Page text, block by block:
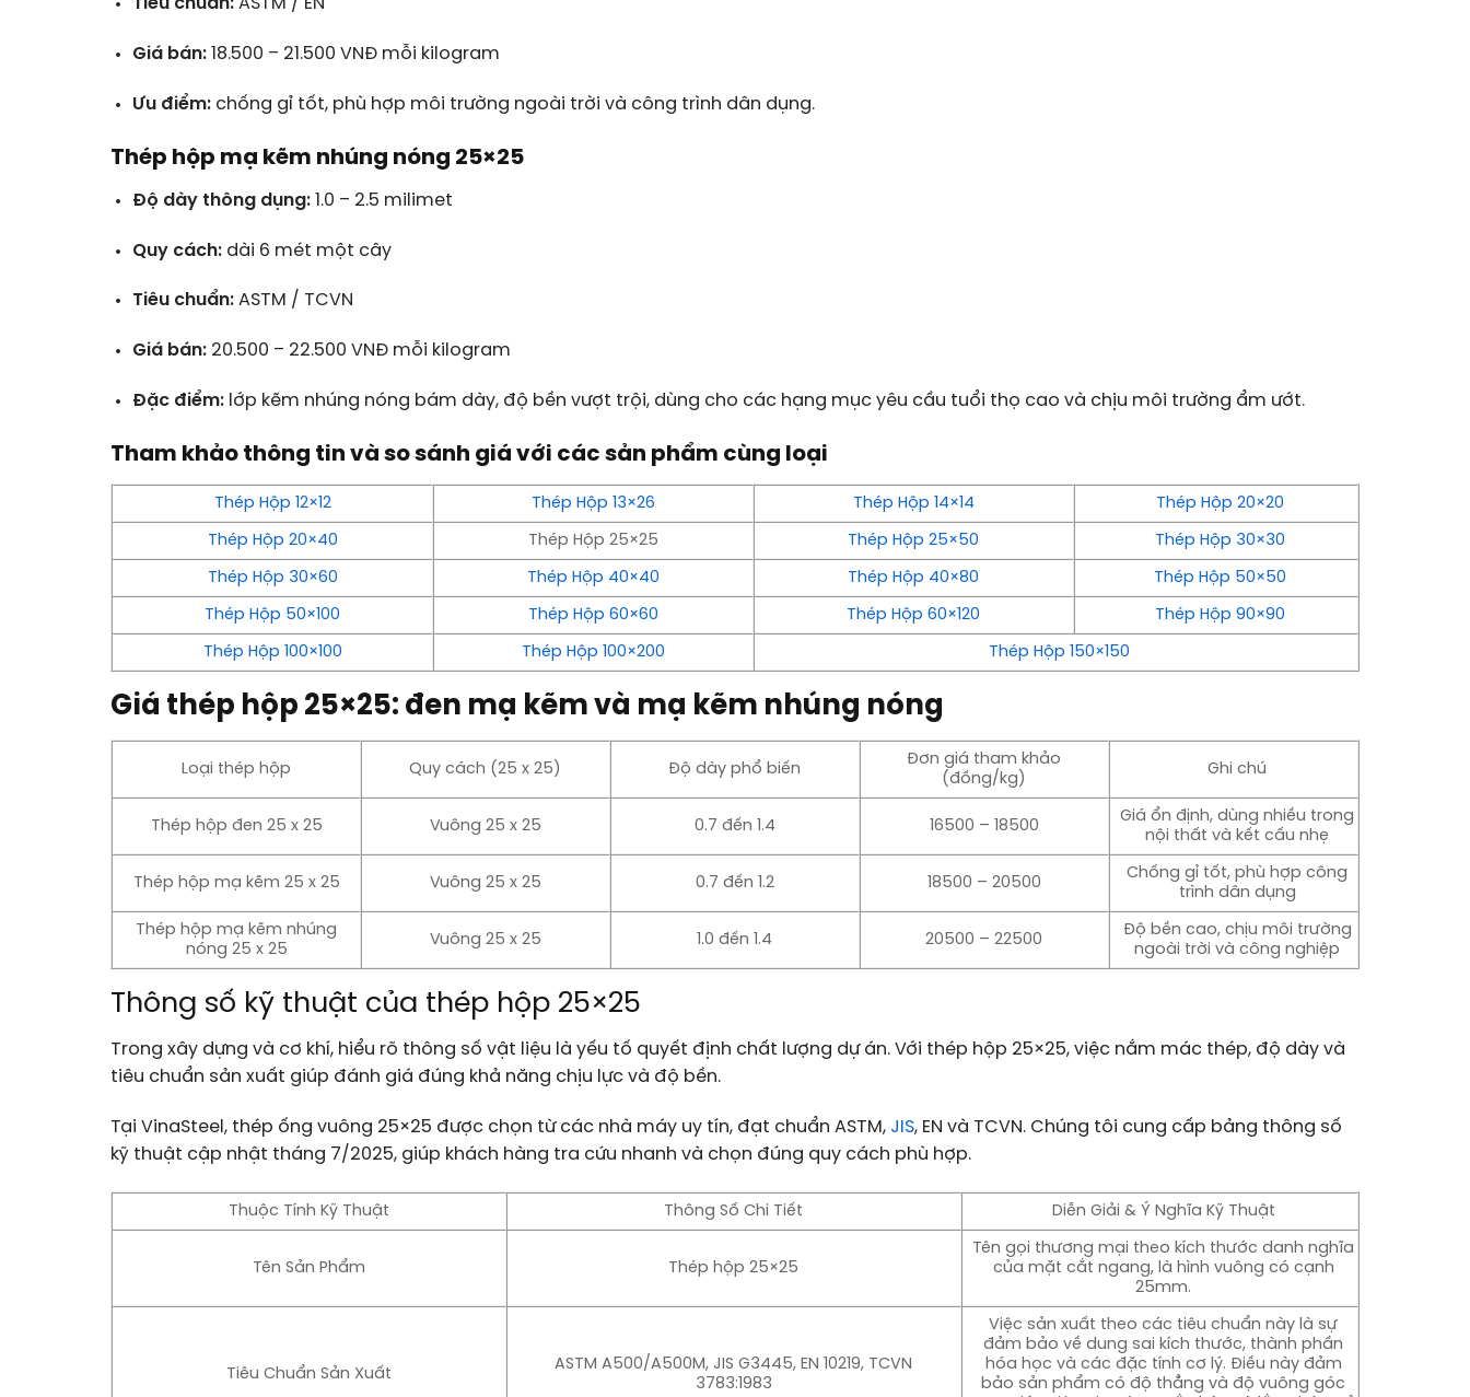
Tiêu chuẩn: ASTM / EN
Giá bán: 18.500 – 21.500 VNĐ mỗi kilogram
Ưu điểm: chống gỉ tốt, phù hợp môi trường ngoài trời và công trình dân dụng.
Thép hộp mạ kẽm nhúng nóng 25×25
Độ dày thông dụng: 1.0 – 2.5 milimet
Quy cách: dài 6 mét một cây
Tiêu chuẩn: ASTM / TCVN
Giá bán: 20.500 – 22.500 VNĐ mỗi kilogram
Đặc điểm: lớp kẽm nhúng nóng bám dày, độ bền vượt trội, dùng cho các hạng mục yêu cầu tuổi thọ cao và chịu môi trường ẩm ướt.
Tham khảo thông tin và so sánh giá với các sản phẩm cùng loại
Thép Hộp 12×12 Thép Hộp 13×26 Thép Hộp 14×14 Thép Hộp 20×20
Thép Hộp 20×40 Thép Hộp 25×25 Thép Hộp 25×50 Thép Hộp 30×30
Thép Hộp 30×60 Thép Hộp 40×40 Thép Hộp 40×80 Thép Hộp 50×50
Thép Hộp 50×100 Thép Hộp 60×60 Thép Hộp 60×120 Thép Hộp 90×90
Thép Hộp 100×100 Thép Hộp 100×200 Thép Hộp 150×150
Giá thép hộp 25×25: đen mạ kẽm và mạ kẽm nhúng nóng
Loại thép hộp Quy cách (25 x 25) Độ dày phổ biến
Đơn giá tham khảo
(đồng/kg)
Ghi chú
Thép hộp đen 25 x 25 Vuông 25 x 25 0.7 đến 1.4 16500 – 18500
Giá ổn định, dùng nhiều trong
nội thất và kết cấu nhẹ
Thép hộp mạ kẽm 25 x 25 Vuông 25 x 25 0.7 đến 1.2 18500 – 20500
Chống gỉ tốt, phù hợp công
trình dân dụng
Thép hộp mạ kẽm nhúng
nóng 25 x 25
Vuông 25 x 25 1.0 đến 1.4 20500 – 22500
Độ bền cao, chịu môi trường
ngoài trời và công nghiệp
Thông số kỹ thuật của thép hộp 25×25
Trong xây dựng và cơ khí, hiểu rõ thông số vật liệu là yếu tố quyết định chất lượng dự án. Với thép hộp 25×25, việc nắm mác thép, độ dày và
tiêu chuẩn sản xuất giúp đánh giá đúng khả năng chịu lực và độ bền.
Tại VinaSteel, thép ống vuông 25×25 được chọn từ các nhà máy uy tín, đạt chuẩn ASTM, JIS, EN và TCVN. Chúng tôi cung cấp bảng thông số
kỹ thuật cập nhật tháng 7/2025, giúp khách hàng tra cứu nhanh và chọn đúng quy cách phù hợp.
Thuộc Tính Kỹ Thuật Thông Số Chi Tiết Diễn Giải & Ý Nghĩa Kỹ Thuật
Tên Sản Phẩm Thép hộp 25×25
Tên gọi thương mại theo kích thước danh nghĩa
của mặt cắt ngang, là hình vuông có cạnh
25mm.
Tiêu Chuẩn Sản Xuất
ASTM A500/A500M, JIS G3445, EN 10219, TCVN
3783:1983
Việc sản xuất theo các tiêu chuẩn này là sự
đảm bảo về dung sai kích thước, thành phần
hóa học và các đặc tính cơ lý. Điều này đảm
bảo sản phẩm có độ thẳng và độ vuông góc